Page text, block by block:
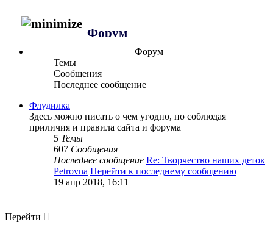
Форум
Форум
Темы
Сообщения
Последнее сообщение
Флудилка
Здесь можно писать о чем угодно, но соблюдая
приличия и правила сайта и форума
5 Темы
607 Сообщения
Последнее сообщение Re: Творчество наших деток
Petrovna Перейти к последнему сообщению
19 апр 2018, 16:11
Перейти